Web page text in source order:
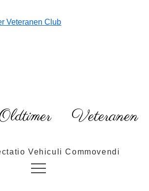
Veteranen
Vehiculi Commovendi